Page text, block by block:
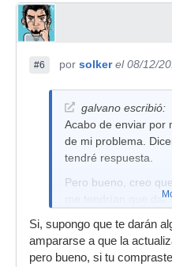
#6 por solker el 08/12/
galvano escribió:
Acabo de enviar por
de mi problema.
tendré respuesta.
Pero bueno, creo
me tendrían que dar
Apple. jajaja
Si, supongo que te darán
ampararse a que la
pero bueno, si tu